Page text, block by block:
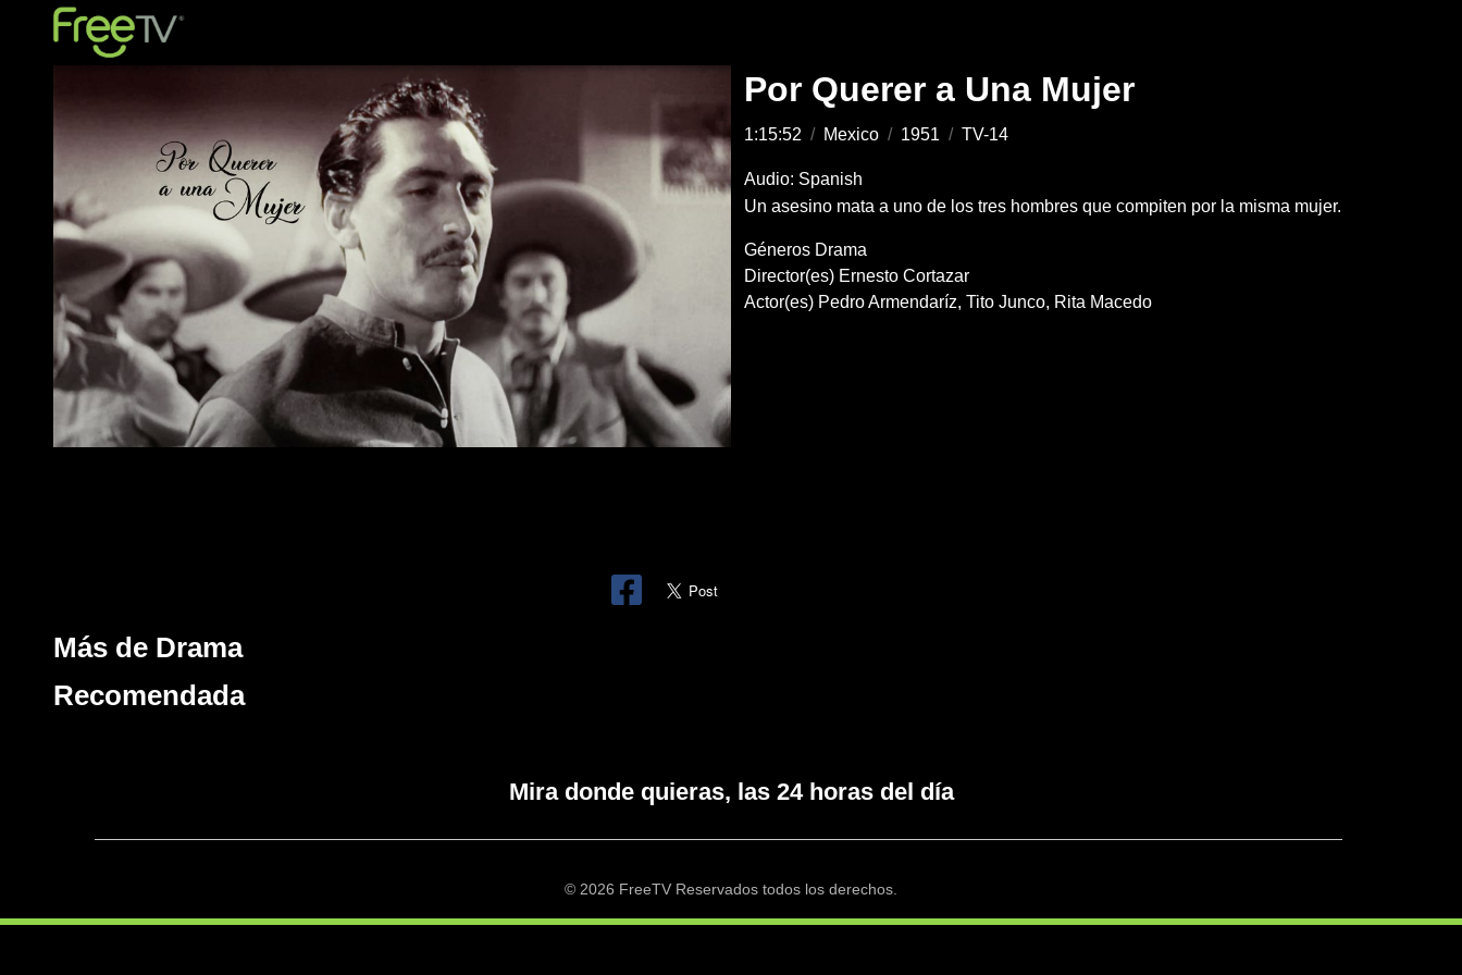
Por Querer a Una Mujer
1:15:52 / Mexico / 1951 / TV-14
Audio: Spanish
Un asesino mata a uno de los tres hombres que compiten por la misma mujer.
Géneros Drama
Director(es) Ernesto Cortazar
Actor(es) Pedro Armendaríz Tito Junco Rita Macedo
Más de Drama
Recomendada
Mira donde quieras, las 24 horas del día
© 2026 FreeTV Reservados todos los derechos.